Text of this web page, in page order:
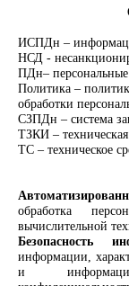
ИСПДн –
НСД -
ПДн– персональные
Политика –
обработки
СЗПДн – система
ТЗКИ –
ТС – техническое
обработка
вычислительной
Безопасность
информации,
и